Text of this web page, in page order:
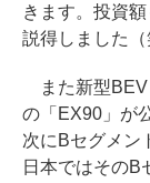
きます。投資
説得しました（
また新型BEV
の「EX90」が
次にBセグメン
日本ではそのB